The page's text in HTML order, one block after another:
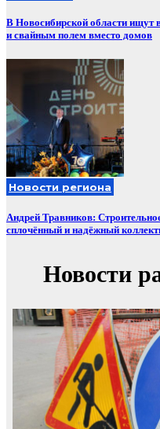
В Новосибирской области ищут
и свайным полем вместо домов
Новости региона
Андрей Травников:
сплочённый и надёжный